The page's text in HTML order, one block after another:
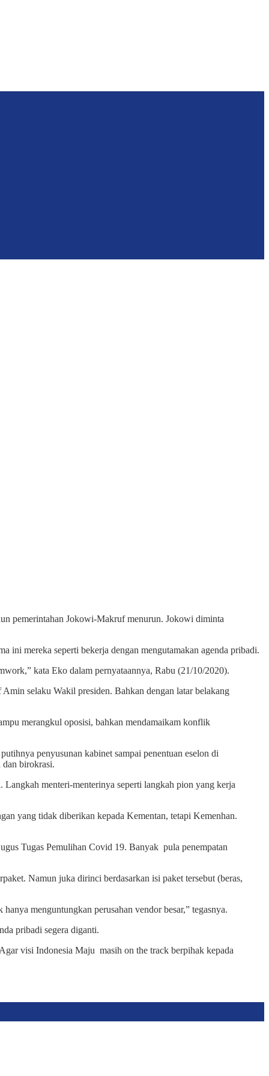
pemerintahan Jokowi-Makruf menurun. Jokowi diminta
ini mereka seperti bekerja dengan mengutamakan agenda pribadi.
kata Eko dalam pernyataannya, Rabu (21/10/2020).
selaku Wakil presiden. Bahkan dengan latar belakang
merangkul oposisi, bahkan mendamaikam konflik
penyusunan kabinet sampai penentuan eselon di
dan birokrasi.
Langkah menteri-menterinya seperti langkah pion yang kerja
yang tidak diberikan kepada Kementan, tetapi Kemenhan.
Tugas Pemulihan Covid 19. Banyak pula penempatan
Namun juka dirinci berdasarkan isi paket tersebut (beras,
menguntungkan perusahan vendor besar,” tegasnya.
pribadi segera diganti.
visi Indonesia Maju masih on the track berpihak kepada